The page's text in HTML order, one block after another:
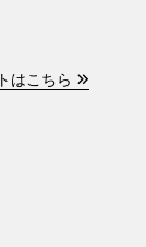
はこちら